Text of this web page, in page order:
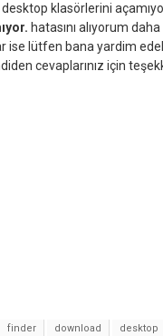
klasörlerini
hatasını alıyorum
ise lütfen bana yardim
cevaplarınız için
finder download desktop